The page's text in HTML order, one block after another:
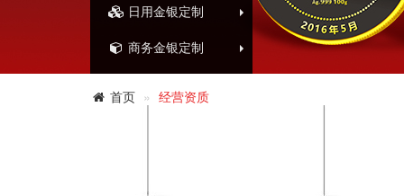
日用金银定制
商务金银定制
首页 经营资质